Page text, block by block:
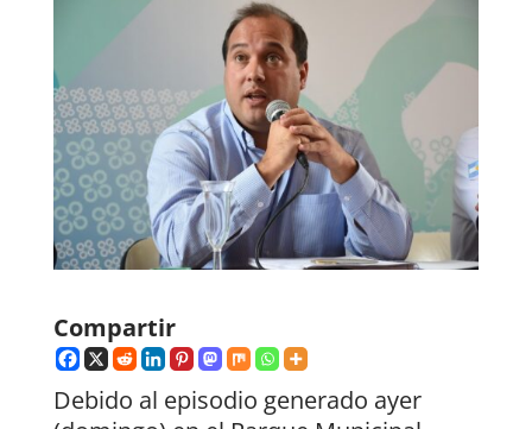
Compartir
Debido al episodio generado ayer